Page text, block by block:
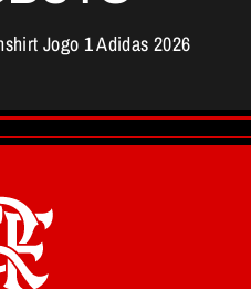
Jogo 1 Adidas 2026